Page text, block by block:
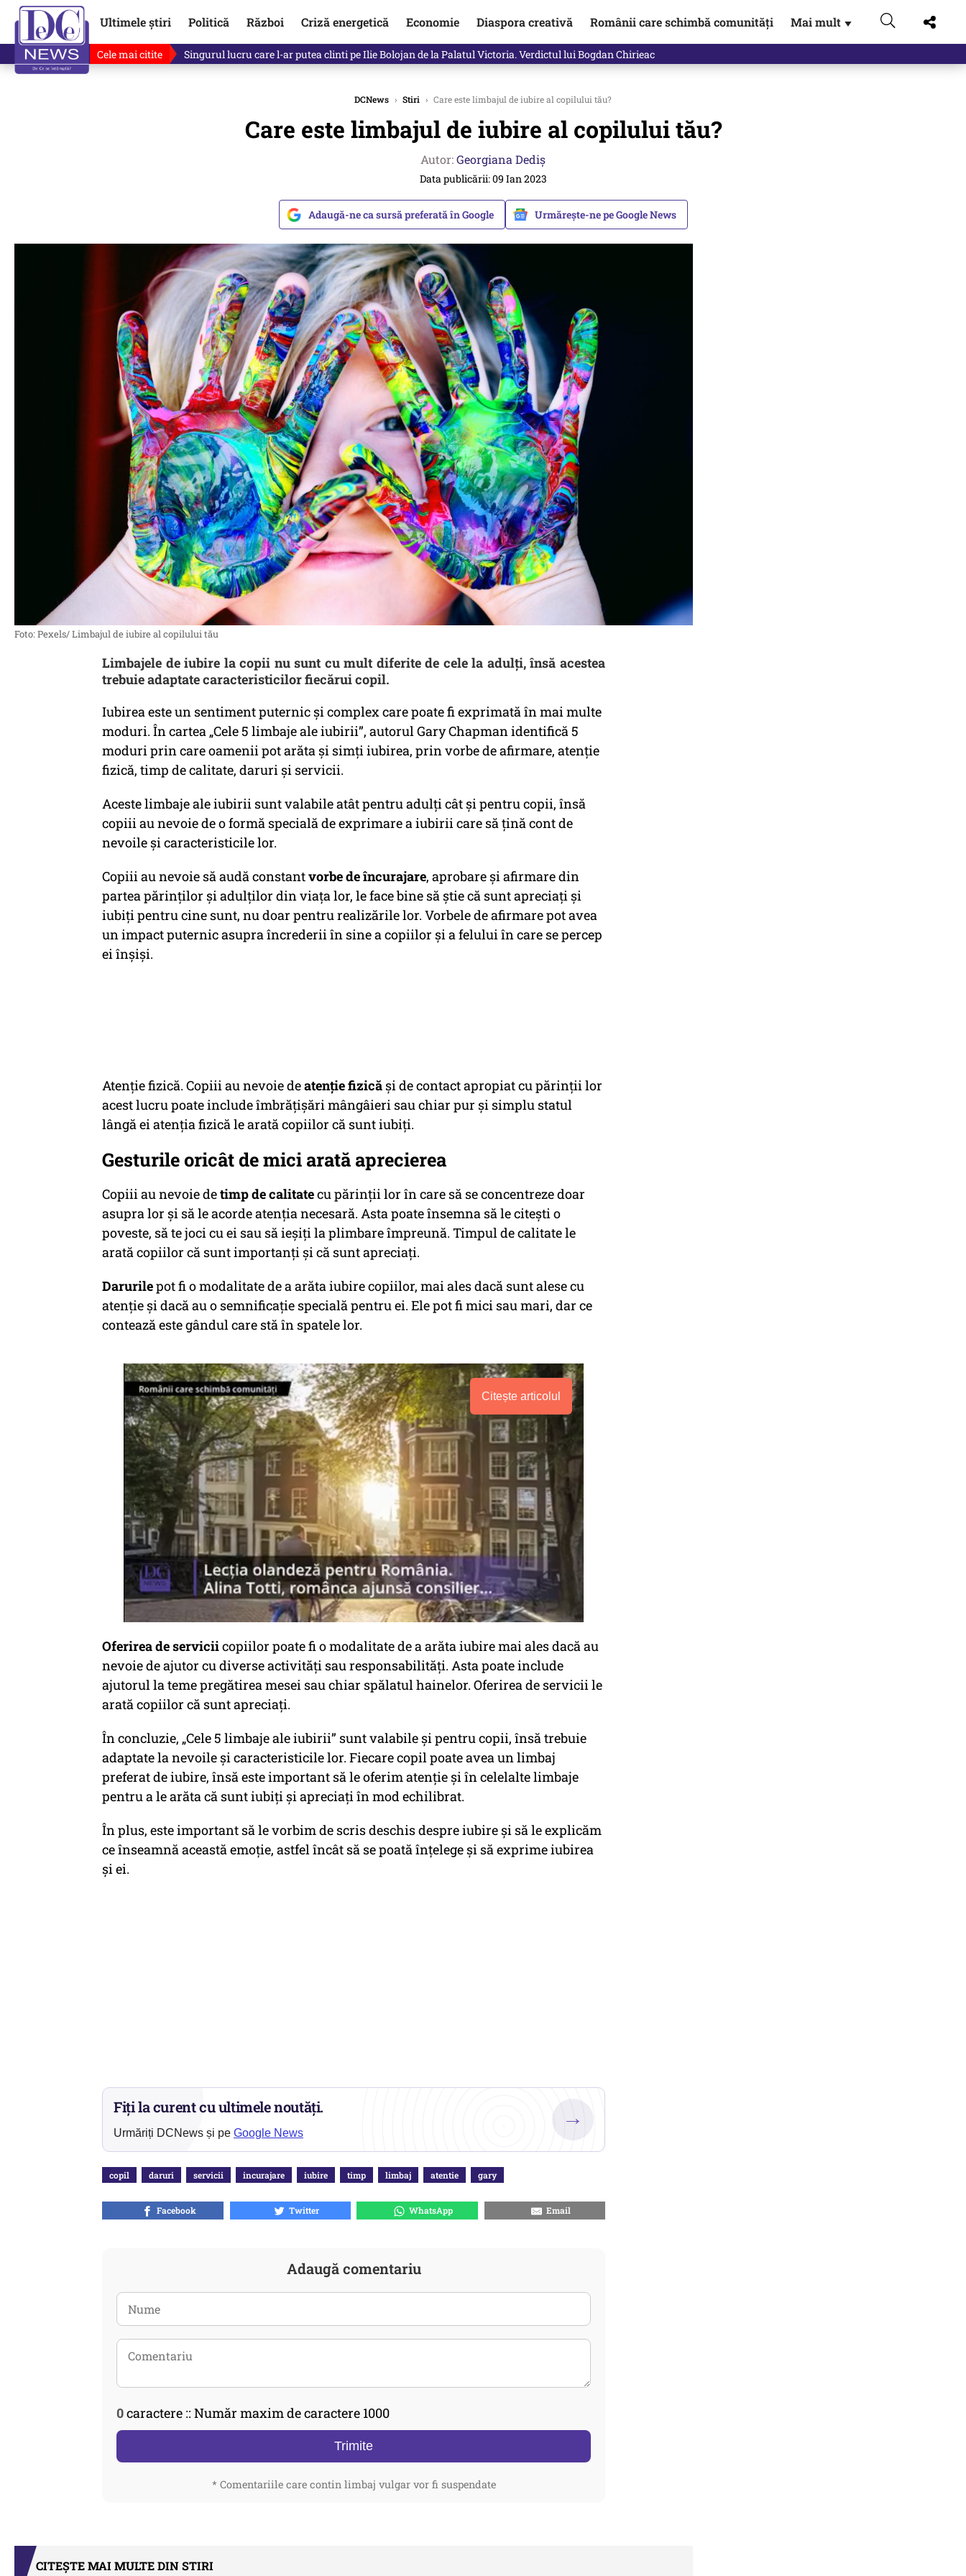
Ultimele știri Politică Război Criză energetică Economie Diaspora creativă Românii care schimbă comunități Mai mult ▼
Cele mai citite Singurul lucru care l-ar putea clinti pe Ilie Bolojan de la Palatul Victoria. Verdictul lui Bogdan Chirieac
DCNews › Stiri › Care este limbajul de iubire al copilului tău?
Care este limbajul de iubire al copilului tău?
Autor:Georgiana Dediş
Data publicării: 09 Ian 2023
Adaugă-ne ca sursă preferată în Google Urmărește-ne pe Google News
Foto: Pexels/ Limbajul de iubire al copilului tău
Limbajele de iubire la copii nu sunt cu mult diferite de cele la adulţi, însă acestea
trebuie adaptate caracteristicilor fiecărui copil.
Iubirea este un sentiment puternic și complex care poate fi exprimată în mai multe
moduri. În cartea „Cele 5 limbaje ale iubirii”, autorul Gary Chapman identifică 5
moduri prin care oamenii pot arăta și simți iubirea, prin vorbe de afirmare, atenție
fizică, timp de calitate, daruri și servicii.
Aceste limbaje ale iubirii sunt valabile atât pentru adulți cât și pentru copii, însă
copiii au nevoie de o formă specială de exprimare a iubirii care să țină cont de
nevoile și caracteristicile lor.
Copiii au nevoie să audă constantvorbe de încurajare, aprobare și afirmare din
partea părinților și adulților din viața lor, le face bine să știe că sunt apreciați și
iubiți pentru cine sunt, nu doar pentru realizările lor. Vorbele de afirmare pot avea
un impact puternic asupra încrederii în sine a copiilor și a felului în care se percep
ei înșiși.
Atenție fizică. Copiii au nevoie deatenție fizică și de contact apropiat cu părinții lor
acest lucru poate include îmbrățișări mângâieri sau chiar pur și simplu statul
lângă ei atenția fizică le arată copiilor că sunt iubiți.
Gesturile oricât de mici arată aprecierea
Copiii au nevoie detimp de calitatecu părinții lor în care să se concentreze doar
asupra lor și să le acorde atenția necesară. Asta poate însemna să le citești o
poveste, să te joci cu ei sau să ieșiţi la plimbare împreună. Timpul de calitate le
arată copiilor că sunt importanți și că sunt apreciați.
Darurilepot fi o modalitate de a arăta iubire copiilor, mai ales dacă sunt alese cu
atenție și dacă au o semnificație specială pentru ei. Ele pot fi mici sau mari, dar ce
contează este gândul care stă în spatele lor.
Citește articolul
Oferirea de serviciicopiilor poate fi o modalitate de a arăta iubire mai ales dacă au
nevoie de ajutor cu diverse activități sau responsabilități. Asta poate include
ajutorul la teme pregătirea mesei sau chiar spălatul hainelor. Oferirea de servicii le
arată copiilor că sunt apreciaţi.
În concluzie, „Cele 5 limbaje ale iubirii” sunt valabile și pentru copii, însă trebuie
adaptate la nevoile și caracteristicile lor. Fiecare copil poate avea un limbaj
preferat de iubire, însă este important să le oferim atenție și în celelalte limbaje
pentru a le arăta că sunt iubiți și apreciați în mod echilibrat.
În plus, este important să le vorbim de scris deschis despre iubire și să le explicăm
ce înseamnă această emoţie, astfel încât să se poată înțelege și să exprime iubirea
și ei.
Fiți la curent cu ultimele noutăți.
Urmăriți DCNews și pe Google News
→
copil daruri servicii incurajare iubire timp limbaj atentie gary
Facebook Twitter WhatsApp Email
Adaugă comentariu
0caractere :: Număr maxim de caractere 1000
Trimite
* Comentariile care contin limbaj vulgar vor fi suspendate
CITEȘTE MAI MULTE DIN STIRI